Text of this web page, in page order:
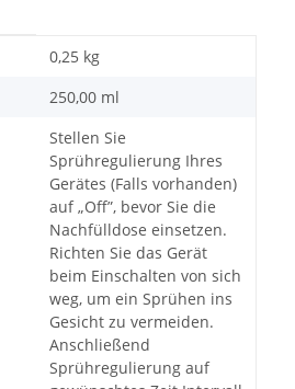
0,25 kg
250,00 ml
Stellen Sie
Sprühregulierung Ihres
Gerätes (Falls vorhanden)
auf „Off”, bevor Sie die
Nachfülldose einsetzen.
Richten Sie das Gerät
beim Einschalten von sich
weg, um ein Sprühen ins
Gesicht zu vermeiden.
Anschließend
Sprühregulierung auf